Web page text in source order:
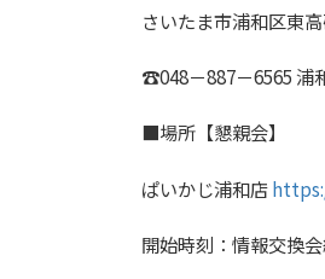
さいたま市浦和区東
☎048－887－6565 浦
■場所【懇親会】
ぱいかじ浦和店
開始時刻：情報交換